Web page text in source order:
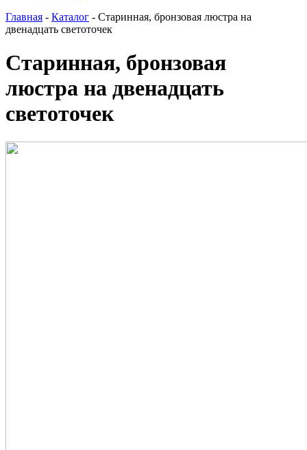
Главная - Каталог - Старинная, бронзовая люстра на
двенадцать светоточек
Старинная, бронзовая
люстра на двенадцать
светоточек